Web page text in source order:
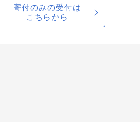
寄付のみの受付は
こちらから